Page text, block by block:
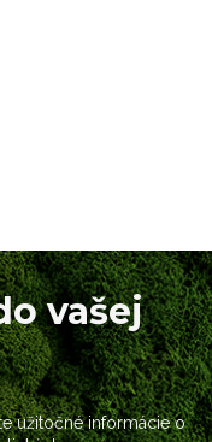
vašej
užitočné informácie o